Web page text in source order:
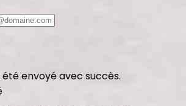
envoyé avec succès.